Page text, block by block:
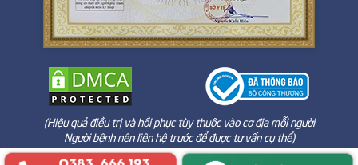
(Hiệu quả điều trị và hồi phục tùy thuộc vào cơ địa mỗi người
Người bệnh nên liên hệ trước để được tư vấn cụ thể)